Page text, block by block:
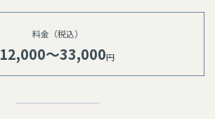
料金（税込）
12,000〜33,000円 ⁡